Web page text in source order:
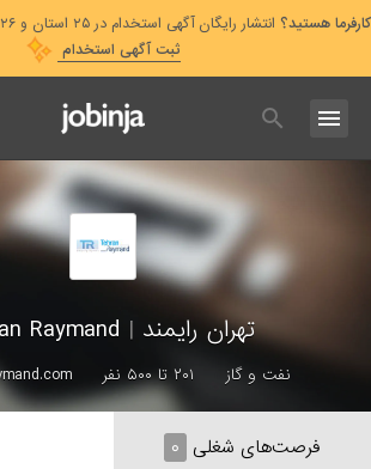
کارفرما هستید؟ انتشار رایگان آگهی استخدام در ۲۵ استان و ۲۶ دسته‌بندی شغلی
ثبت آگهی استخدام
تهران رایمند |
نفت و گاز ۲۰۱ تا ۵۰۰ نفر
فرصت‌های شغلی ۰